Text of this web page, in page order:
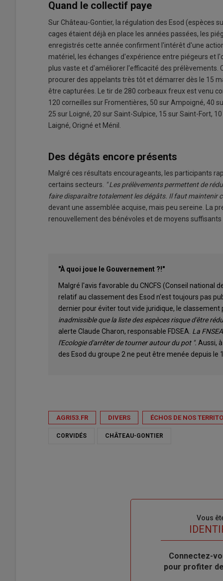
Quand le collectif paye
Sur Château-Gontier, la régulation des Esod (espèces
cages étaient déjà en place les années passées, les
enregistrés cette année confirment l'intérêt d'une
matériel, les échanges d'expérience entre piégeurs et
plus vaste et d'améliorer l'efficacité des prélèvements.
procurer des appelants très tôt et démarrer dès le 15
être capturées. Le tir de 280 corbeaux freux est venu
120 corneilles sur Fromentières, 50 sur Ampoigné, 40
25 sur Loigné, 20 sur Saint-Sulpice, 15 sur Saint-Fort,
Laigné, Origné et Ménil.
Des dégâts encore présents
Malgré ces résultats encourageants, les participants
certains secteurs. " Les prélèvements permettent de
faire disparaître totalement les dégâts. Il faut maintenir
devant une assemblée acquise, mais peu sereine. La
renouvellement des bénévoles et de moyens
"À quoi joue le Gouvernement ?!"
Malgré l'avis favorable du CNCFS (Conseil national
relatif au classement des Esod n'est toujours pas
dernier pour éviter tout vide juridique, le
inadmissible que la liste des espèces risque d'être
alerte Claude Charon, responsable FDSEA. La
l'Ecologie d'arrêter de tourner autour du pot ". Aussi,
des Esod du groupe 2 ne peut être menée depuis le 1
AGRI53.FR DIVERS ÉCHOS DE NOS
CORVIDÉS CHÂTEAU-GONTIER
Vous
Body
Connectez-
pour profiter